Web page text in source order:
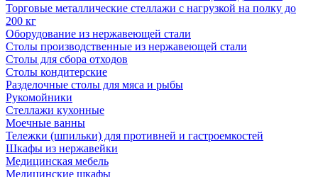
Торговые металлические стеллажи с нагрузкой на полку до
200 кг
Оборудование из нержавеющей стали
Столы производственные из нержавеющей стали
Столы для сбора отходов
Столы кондитерские
Разделочные столы для мяса и рыбы
Рукомойники
Стеллажи кухонные
Моечные ванны
Тележки (шпильки) для противней и гастроемкостей
Шкафы из нержавейки
Медицинская мебель
Медицинские шкафы